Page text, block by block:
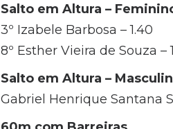
Salto em Altura –
3º Izabele Barbosa – 1.40
8º Esther Vieira de Souza –
Salto em Altura –
Gabriel Henrique Santana